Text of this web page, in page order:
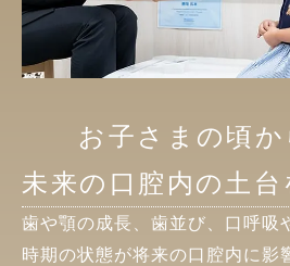
お子さまの頃か
未来の口腔内の土台
歯や顎の成長、歯並び、口呼吸
時期の状態が将来の口腔内に影